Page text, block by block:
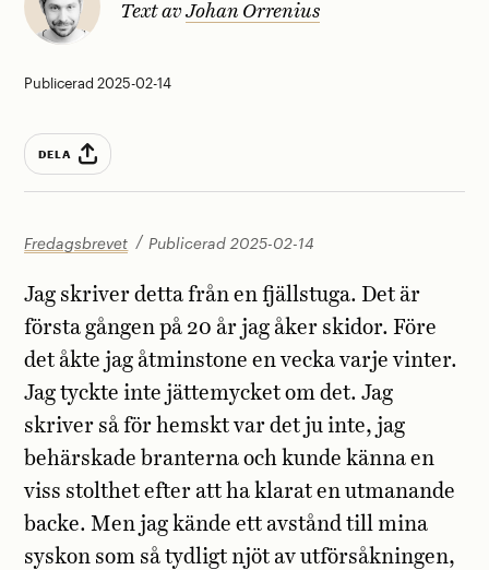
Fredagsbrevet Publicerad 2025-02-14
Text avJohan Orrenius
Publicerad 2025-02-14
DELA
Jag skriver detta från en fjällstuga. Det är
första gången på 20 år jag åker skidor. Före
det åkte jag åtminstone en vecka varje vinter.
Jag tyckte inte jättemycket om det. Jag
skriver så för hemskt var det ju inte, jag
behärskade branterna och kunde känna en
viss stolthet efter att ha klarat en utmanande
backe. Men jag kände ett avstånd till mina
syskon som så tydligt njöt av utförsåkningen,